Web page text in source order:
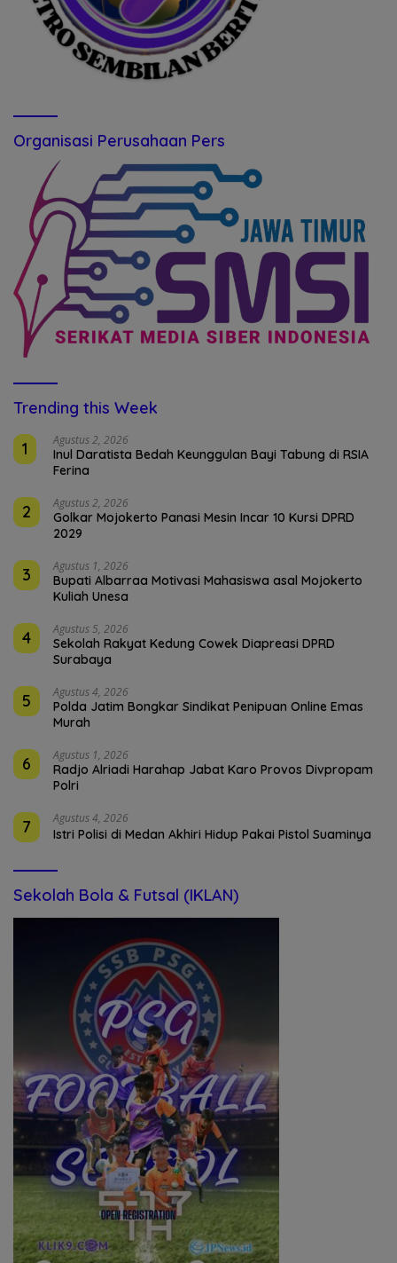
Organisasi Perusahaan Pers
Trending this Week
1
Agustus 2, 2026
Inul Daratista Bedah Keunggulan Bayi Tabung di RSIA
Ferina
2 Agustus 2, 2026
Golkar Mojokerto Panasi Mesin Incar 10 Kursi DPRD
2029
3 Agustus 1, 2026
Bupati Albarraa Motivasi Mahasiswa asal Mojokerto
Kuliah Unesa
4 Agustus 5, 2026
Sekolah Rakyat Kedung Cowek Diapreasi DPRD
Surabaya
5 Agustus 4, 2026
Polda Jatim Bongkar Sindikat Penipuan Online Emas
Murah
6 Agustus 1, 2026
Radjo Alriadi Harahap Jabat Karo Provos Divpropam
Polri
7 Agustus 4, 2026
Istri Polisi di Medan Akhiri Hidup Pakai Pistol Suaminya
Sekolah Bola & Futsal (IKLAN)